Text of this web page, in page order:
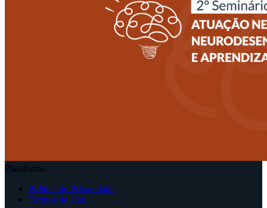
Plataforma
Política de Privacidade
Termos de Uso